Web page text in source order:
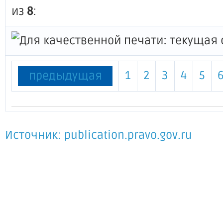
из 8:
предыдущая 1 2 3 4 5
Источник: publication.pravo.gov.ru